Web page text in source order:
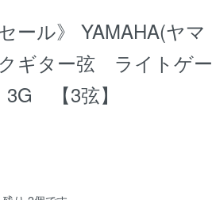
ール》 YAMAHA(ヤマ
ギター弦 ライトゲー
【3弦】